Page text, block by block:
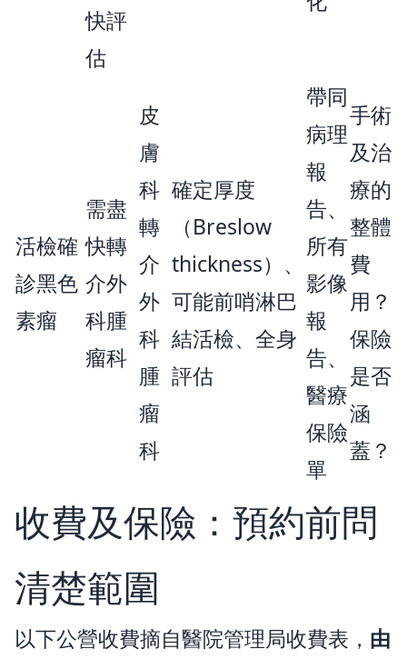
快評
估
活檢確
診黑色
素瘤
需盡
快轉
介外
科腫
瘤科
皮
膚
科
轉
介
外
科
腫
瘤
科
確定厚度
（Breslow
thickness）、
可能前哨淋巴
結活檢、全身
評估
帶同
病理
報
告、
所有
影像
報
告、
醫療
保險
單
手術
及治
療的
整體
費
用？
保險
是否
涵
蓋？
收費及保險：預約前問
清楚範圍
以下公營收費摘自醫院管理局收費表， 由